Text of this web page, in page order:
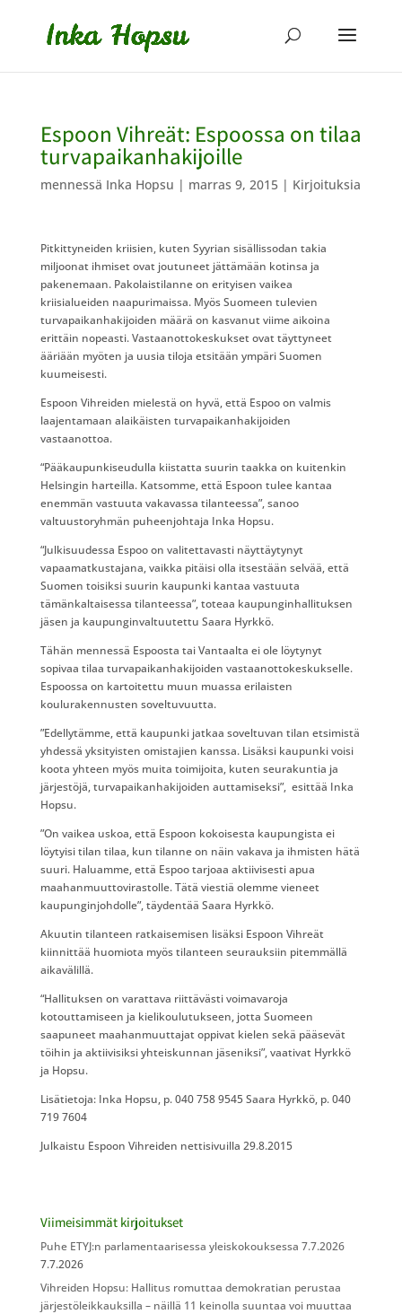
Espoon Vihreät: Espoossa on tilaa
turvapaikanhakijoille
mennessä Inka Hopsu | marras 9, 2015| Kirjoituksia
Pitkittyneiden kriisien, kuten Syyrian sisällissodan takia
miljoonat ihmiset ovat joutuneet jättämään kotinsa ja
pakenemaan. Pakolaistilanne on erityisen vaikea
kriisialueiden naapurimaissa. Myös Suomeen tulevien
turvapaikanhakijoiden määrä on kasvanut viime aikoina
erittäin nopeasti. Vastaanottokeskukset ovat täyttyneet
ääriään myöten ja uusia tiloja etsitään ympäri Suomen
kuumeisesti.
Espoon Vihreiden mielestä on hyvä, että Espoo on valmis
laajentamaan alaikäisten turvapaikanhakijoiden
vastaanottoa.
“Pääkaupunkiseudulla kiistatta suurin taakka on kuitenkin
Helsingin harteilla. Katsomme, että Espoon tulee kantaa
enemmän vastuuta vakavassa tilanteessa”, sanoo
valtuustoryhmän puheenjohtaja Inka Hopsu.
“Julkisuudessa Espoo on valitettavasti näyttäytynyt
vapaamatkustajana, vaikka pitäisi olla itsestään selvää, että
Suomen toisiksi suurin kaupunki kantaa vastuuta
tämänkaltaisessa tilanteessa”, toteaa kaupunginhallituksen
jäsen ja kaupunginvaltuutettu Saara Hyrkkö.
Tähän mennessä Espoosta tai Vantaalta ei ole löytynyt
sopivaa tilaa turvapaikanhakijoiden vastaanottokeskukselle.
Espoossa on kartoitettu muun muassa erilaisten
koulurakennusten soveltuvuutta.
”Edellytämme, että kaupunki jatkaa soveltuvan tilan etsimistä
yhdessä yksityisten omistajien kanssa. Lisäksi kaupunki voisi
koota yhteen myös muita toimijoita, kuten seurakuntia ja
järjestöjä, turvapaikanhakijoiden auttamiseksi”, esittää Inka
Hopsu.
”On vaikea uskoa, että Espoon kokoisesta kaupungista ei
löytyisi tilan tilaa, kun tilanne on näin vakava ja ihmisten hätä
suuri. Haluamme, että Espoo tarjoaa aktiivisesti apua
maahanmuuttovirastolle. Tätä viestiä olemme vieneet
kaupunginjohdolle”, täydentää Saara Hyrkkö.
Akuutin tilanteen ratkaisemisen lisäksi Espoon Vihreät
kiinnittää huomiota myös tilanteen seurauksiin pitemmällä
aikavälillä.
“Hallituksen on varattava riittävästi voimavaroja
kotouttamiseen ja kielikoulutukseen, jotta Suomeen
saapuneet maahanmuuttajat oppivat kielen sekä pääsevät
töihin ja aktiivisiksi yhteiskunnan jäseniksi”, vaativat Hyrkkö
ja Hopsu.
Lisätietoja: Inka Hopsu, p. 040 758 9545 Saara Hyrkkö, p. 040
719 7604
Julkaistu Espoon Vihreiden nettisivuilla 29.8.2015
Viimeisimmät kirjoitukset
Puhe ETYJ:n parlamentaarisessa yleiskokouksessa 7.7.2026
7.7.2026
Vihreiden Hopsu: Hallitus romuttaa demokratian perustaa
järjestöleikkauksilla – näillä 11 keinolla suuntaa voi muuttaa